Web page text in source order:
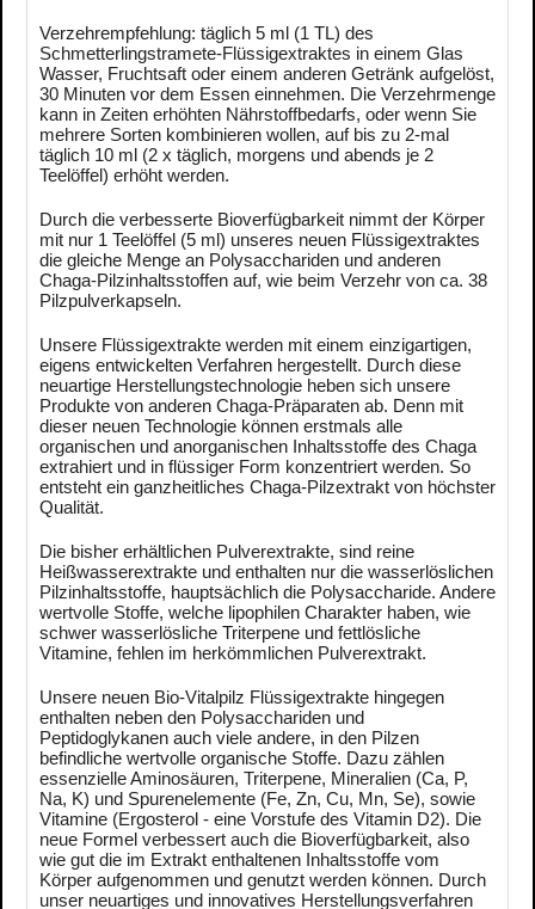
Verzehrempfehlung: täglich 5 ml (1 TL) des
Schmetterlingstramete-Flüssigextraktes in einem Glas
Wasser, Fruchtsaft oder einem anderen Getränk aufgelöst,
30 Minuten vor dem Essen einnehmen. Die Verzehrmenge
kann in Zeiten erhöhten Nährstoffbedarfs, oder wenn Sie
mehrere Sorten kombinieren wollen, auf bis zu 2-mal
täglich 10 ml (2 x täglich, morgens und abends je 2
Teelöffel) erhöht werden.
Durch die verbesserte Bioverfügbarkeit nimmt der Körper
mit nur 1 Teelöffel (5 ml) unseres neuen Flüssigextraktes
die gleiche Menge an Polysacchariden und anderen
Chaga-Pilzinhaltsstoffen auf, wie beim Verzehr von ca. 38
Pilzpulverkapseln.
Unsere Flüssigextrakte werden mit einem einzigartigen,
eigens entwickelten Verfahren hergestellt. Durch diese
neuartige Herstellungstechnologie heben sich unsere
Produkte von anderen Chaga-Präparaten ab. Denn mit
dieser neuen Technologie können erstmals alle
organischen und anorganischen Inhaltsstoffe des Chaga
extrahiert und in flüssiger Form konzentriert werden. So
entsteht ein ganzheitliches Chaga-Pilzextrakt von höchster
Qualität.
Die bisher erhältlichen Pulverextrakte, sind reine
Heißwasserextrakte und enthalten nur die wasserlöslichen
Pilzinhaltsstoffe, hauptsächlich die Polysaccharide. Andere
wertvolle Stoffe, welche lipophilen Charakter haben, wie
schwer wasserlösliche Triterpene und fettlösliche
Vitamine, fehlen im herkömmlichen Pulverextrakt.
Unsere neuen Bio-Vitalpilz Flüssigextrakte hingegen
enthalten neben den Polysacchariden und
Peptidoglykanen auch viele andere, in den Pilzen
befindliche wertvolle organische Stoffe. Dazu zählen
essenzielle Aminosäuren, Triterpene, Mineralien (Ca, P,
Na, K) und Spurenelemente (Fe, Zn, Cu, Mn, Se), sowie
Vitamine (Ergosterol - eine Vorstufe des Vitamin D2). Die
neue Formel verbessert auch die Bioverfügbarkeit, also
wie gut die im Extrakt enthaltenen Inhaltsstoffe vom
Körper aufgenommen und genutzt werden können. Durch
unser neuartiges und innovatives Herstellungsverfahren